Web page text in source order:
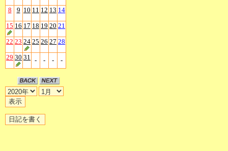
8 9 10 11 12 13 14
15 16 17 18 19 20 21
22 23 24 25 26 27 28
29 30 31 - - - -